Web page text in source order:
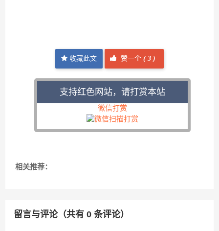
收藏此文 赞一个 (3 )
支持红色网站，请打赏本站
微信打赏
相关推荐：
留言与评论（共有0 条评论）